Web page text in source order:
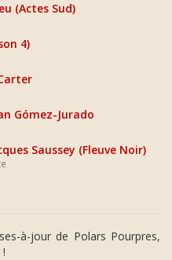
(Actes Sud)
4)
Gómez-Jurado
Saussey (Fleuve Noir)
à-jour de Polars Pourpres,